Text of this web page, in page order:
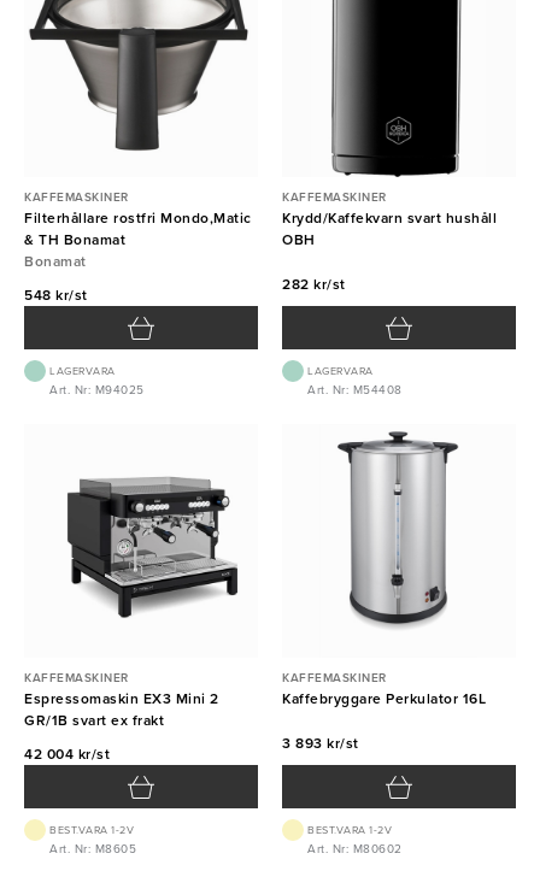
KAFFEMASKINER
Filterhållare rostfri Mondo,Matic
& TH Bonamat
Bonamat
548 kr/st
LAGERVARA
Art. Nr: M94025
KAFFEMASKINER
Krydd/Kaffekvarn svart hushåll
OBH
282 kr/st
LAGERVARA
Art. Nr: M54408
KAFFEMASKINER
Espressomaskin EX3 Mini 2
GR/1B svart ex frakt
42 004 kr/st
BEST.VARA 1-2V
Art. Nr: M8605
KAFFEMASKINER
Kaffebryggare Perkulator 16L
3 893 kr/st
BEST.VARA 1-2V
Art. Nr: M80602